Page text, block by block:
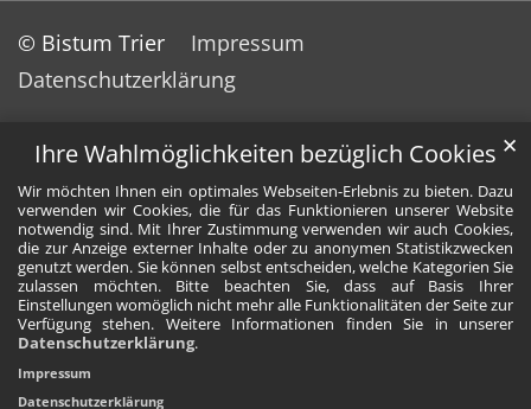
Ihre Wahlmöglichkeiten bezüglich Cookies
Wir möchten Ihnen ein optimales Webseiten-Erlebnis zu bieten. Dazu
verwenden wir Cookies, die für das Funktionieren unserer Website
notwendig sind. Mit Ihrer Zustimmung verwenden wir auch Cookies,
die zur Anzeige externer Inhalte oder zu anonymen Statistikzwecken
genutzt werden. Sie können selbst entscheiden, welche Kategorien Sie
zulassen möchten. Bitte beachten Sie, dass auf Basis Ihrer
Einstellungen womöglich nicht mehr alle Funktionalitäten der Seite zur
Verfügung stehen. Weitere Informationen finden Sie in unserer
Datenschutzerklärung.
✕
Impressum
Datenschutzerklärung
© Bistum Trier
Impressum
Datenschutzerklärung